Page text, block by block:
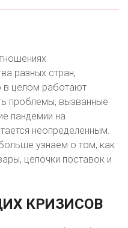
разных стран,
целом работают
проблемы, вызванные
пандемии на
неопределенным.
узнаем о том, как
цепочки поставок и
КРИЗИСОВ